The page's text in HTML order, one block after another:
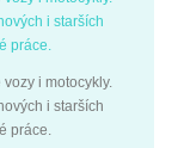
i starších
práce.
i motocykly.
i starších
práce.